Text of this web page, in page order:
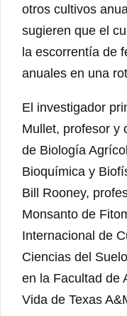
otros cultivos
sugieren que el
la escorrentía de
anuales en una
El investigador
Mullet, profesor y
de Biología
Bioquímica y
Bill Rooney,
Monsanto de
Internacional de
Ciencias del
en la Facultad de
Vida de Texas